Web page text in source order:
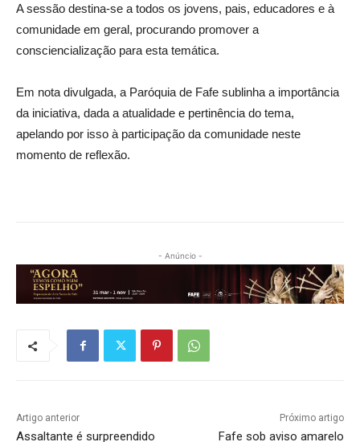
A sessão destina-se a todos os jovens, pais, educadores e à
comunidade em geral, procurando promover a
consciencialização para esta temática.
Em nota divulgada, a Paróquia de Fafe sublinha a importância
da iniciativa, dada a atualidade e pertinência do tema,
apelando por isso à participação da comunidade neste
momento de reflexão.
- Anúncio -
Artigo anterior
Assaltante é surpreendido
Próximo artigo
Fafe sob aviso amarelo